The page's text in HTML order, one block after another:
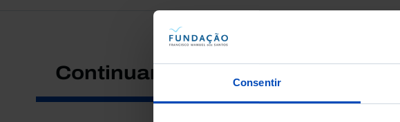
Consentir
Continuar a pesquisar